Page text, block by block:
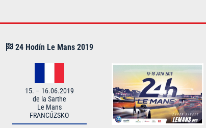
24 Hodín Le Mans 2019
15. – 16.06.2019
de la Sarthe
Le Mans
FRANCÚZSKO